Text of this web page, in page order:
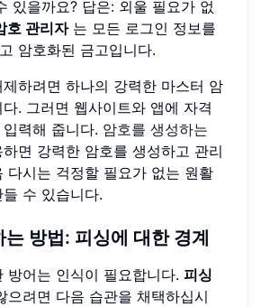
있을까요? 답은: 외울 필요가 없
호 관리자는 모든 로그인 정보를
암호화된 금고입니다.
하려면 하나의 강력한 마스터 암
. 그러면 웹사이트와 앱에 자격
력해 줍니다. 암호를 생성하는
면 강력한 암호를 생성하고 관리
다시는 걱정할 필요가 없는 원활
수 있습니다.
방법: 피싱에 대한 경계
방어는 인식이 필요합니다. 피싱
으려면 다음 습관을 채택하십시